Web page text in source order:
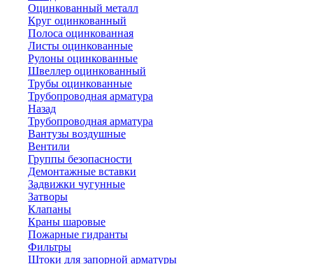
Оцинкованный металл
Круг оцинкованный
Полоса оцинкованная
Листы оцинкованные
Рулоны оцинкованные
Швеллер оцинкованный
Трубы оцинкованные
Трубопроводная арматура
Назад
Трубопроводная арматура
Вантузы воздушные
Вентили
Группы безопасности
Демонтажные вставки
Задвижки чугунные
Затворы
Клапаны
Краны шаровые
Пожарные гидранты
Фильтры
Штоки для запорной арматуры